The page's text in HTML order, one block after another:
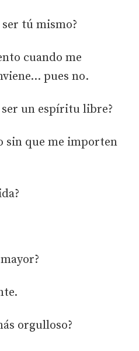
tú mismo?
cuando me
pues no.
ser un espíritu libre?
sin que me importen
orgulloso?